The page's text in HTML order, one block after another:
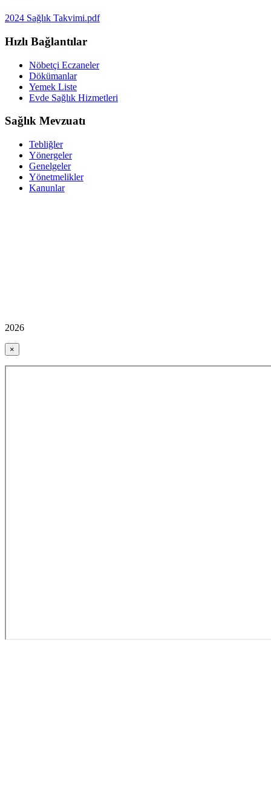
2024 Sağlık Takvimi.pdf
Hızlı Bağlantılar
Nöbetçi Eczaneler
Dökümanlar
Yemek Liste
Evde Sağlık Hizmetleri
Sağlık Mevzuatı
Tebliğler
Yönergeler
Genelgeler
Yönetmelikler
Kanunlar
2026
×